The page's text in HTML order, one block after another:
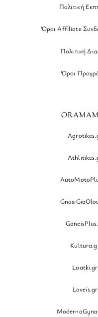
Πολιτική
Όροι Affiliate
Πολιτική
Όροι
Loatki.gr
Loveis.gr